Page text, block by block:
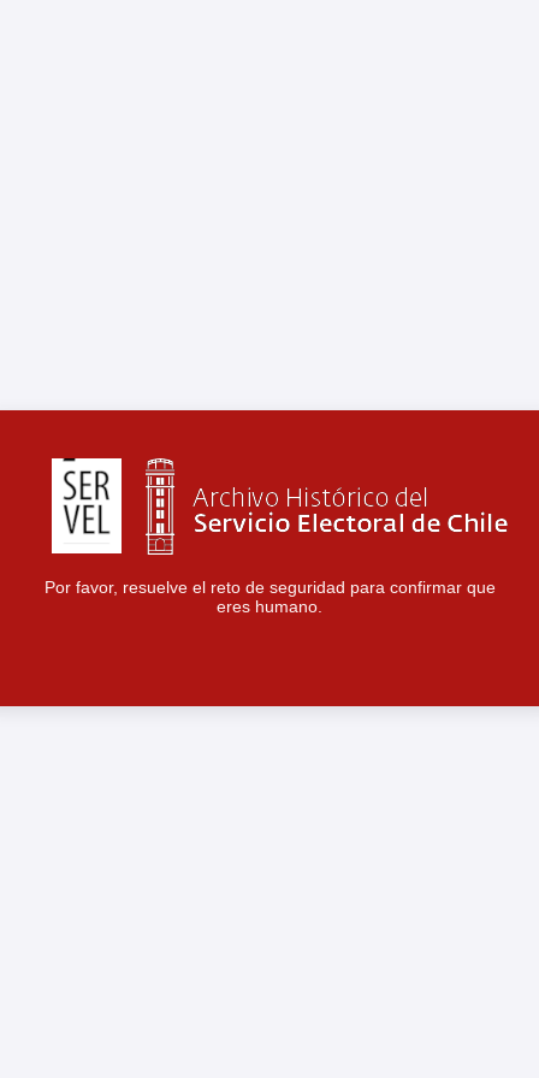
Por favor, resuelve el reto de seguridad para confirmar que
eres humano.